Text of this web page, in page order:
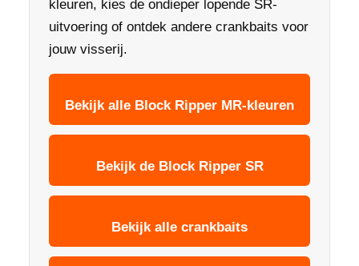
kleuren, kies de ondieper lopende SR-
uitvoering of ontdek andere crankbaits voor
jouw visserij.
Bekijk alle Block Ripper MR-kleuren
Bekijk de Block Ripper SR
Bekijk alle crankbaits